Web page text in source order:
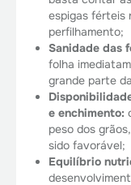
espigas férteis
perfilhamento;
Sanidade das
folha
grande parte
e enchimento:
peso dos
sido favorável;
Equilíbrio